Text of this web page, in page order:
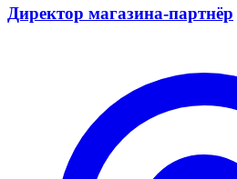
Директор магазина-партнёр